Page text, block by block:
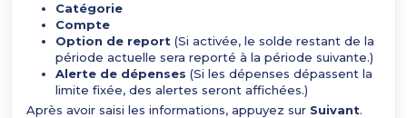
Catégorie
Compte
Option de report (Si activée, le solde restant de la
période actuelle sera reporté à la période suivante.)
Alerte de dépenses (Si les dépenses dépassent la
limite fixée, des alertes seront affichées.)
Après avoir saisi les informations, appuyez sur Suivant.